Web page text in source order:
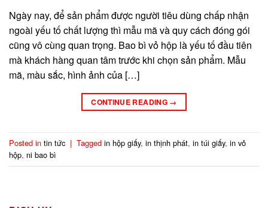
Ngày nay, để sản phẩm được người tiêu dùng chấp nhận
ngoài yếu tố chất lượng thì mẫu mã và quy cách đóng gói
cũng vô cùng quan trọng. Bao bì vỏ hộp là yếu tố đầu tiên
mà khách hàng quan tâm trước khi chọn sản phẩm. Mẫu
mã, màu sắc, hình ảnh của […]
CONTINUE READING →
Posted in tin tức | Tagged in hộp giấy, in thịnh phát, in túi giấy, in vỏ
hộp, ni bao bì